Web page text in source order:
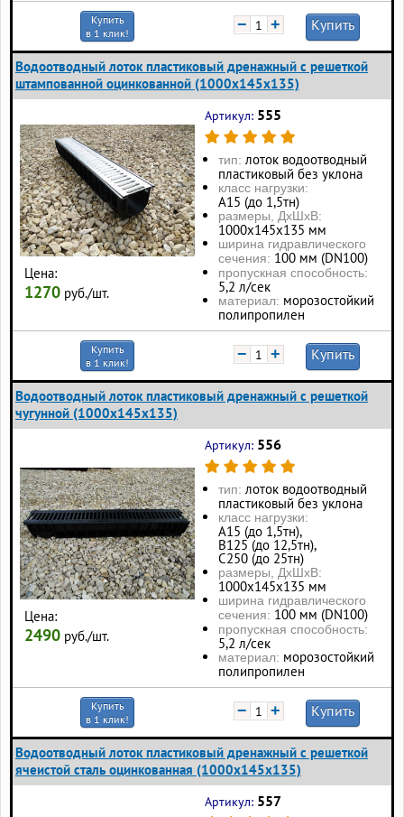
Купить
в 1 клик!
− + Купить
Водоотводный лоток пластиковый дренажный с решеткой
штампованной оцинкованной (1000x145x135)
Цена:
1270 руб./шт.
Артикул: 555
тип: лоток водоотводный
пластиковый без уклона
класс нагрузки:
А15 (до 1,5тн)
размеры, ДхШхВ:
1000х145х135 мм
ширина гидравлического
сечения: 100 мм (DN100)
пропускная способность:
5,2 л/сек
материал: морозостойкий
полипропилен
Купить
в 1 клик!
− + Купить
Водоотводный лоток пластиковый дренажный с решеткой
чугунной (1000x145x135)
Цена:
2490 руб./шт.
Артикул: 556
тип: лоток водоотводный
пластиковый без уклона
класс нагрузки:
А15 (до 1,5тн),
В125 (до 12,5тн),
С250 (до 25тн)
размеры, ДхШхВ:
1000х145х135 мм
ширина гидравлического
сечения: 100 мм (DN100)
пропускная способность:
5,2 л/сек
материал: морозостойкий
полипропилен
Купить
в 1 клик!
− + Купить
Водоотводный лоток пластиковый дренажный с решеткой
ячеистой сталь оцинкованная (1000x145x135)
Артикул: 557